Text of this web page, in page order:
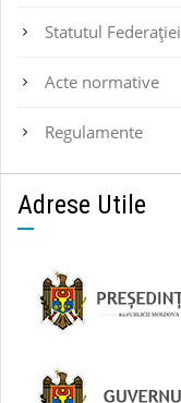
Statutul Federaţiei
Acte normative
Regulamente
Adrese Utile